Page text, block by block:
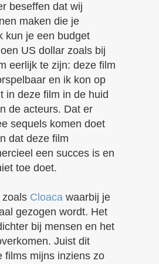
beseffen dat wij
maken die je
kun je een budget
US dollar zoals bij
eerlijk te zijn: deze film
en ik kon op
in deze film in de huid
de acteurs. Dat er
sequels komen doet
dat deze film
een succes is en
toe doet.
zoals Cloaca waarbij je
gezogen wordt. Het
bij mensen en het
Juist dit
films mijns inziens zo